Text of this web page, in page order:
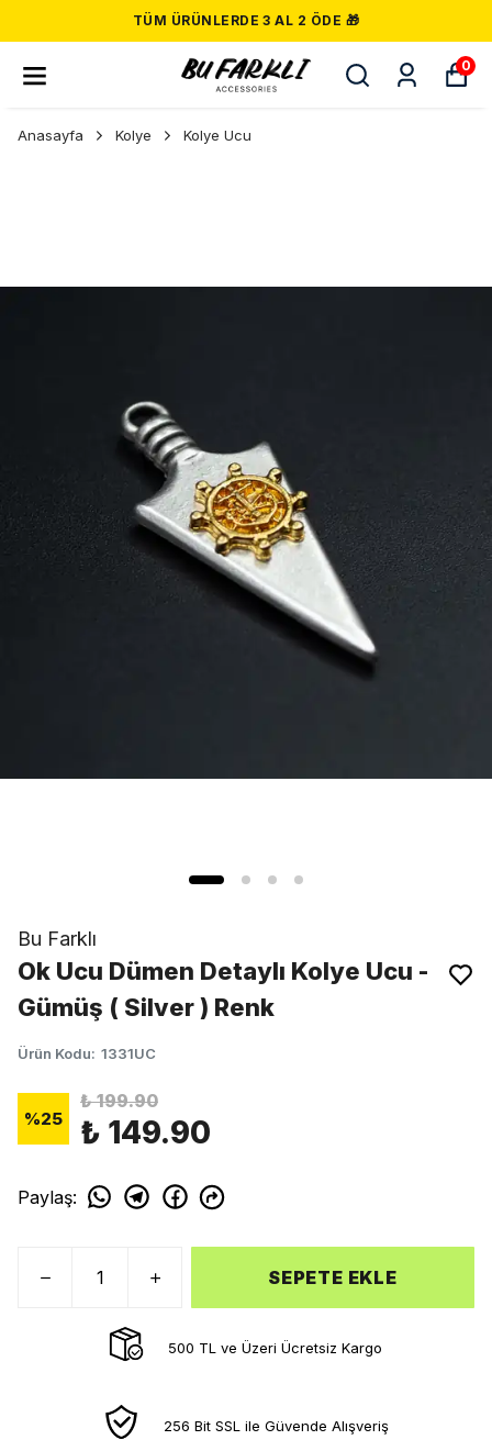
TÜM ÜRÜNLERDE 3 AL 2 ÖDE 🎁
0
Anasayfa Kolye Kolye Ucu
Bu Farklı
Ok Ucu Dümen Detaylı Kolye Ucu -
Gümüş ( Silver ) Renk
Ürün Kodu: 1331UC
%25
₺ 199.90
₺ 149.90
Paylaş:
SEPETE EKLE
500 TL ve Üzeri Ücretsiz Kargo
256 Bit SSL ile Güvende Alışveriş